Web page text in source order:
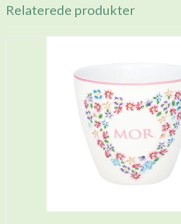
Relaterede produkter